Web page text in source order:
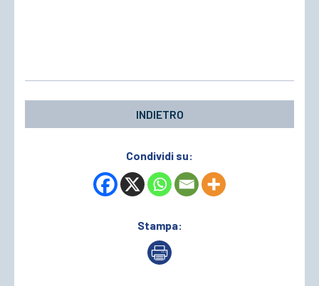
INDIETRO
Condividi su:
Stampa: